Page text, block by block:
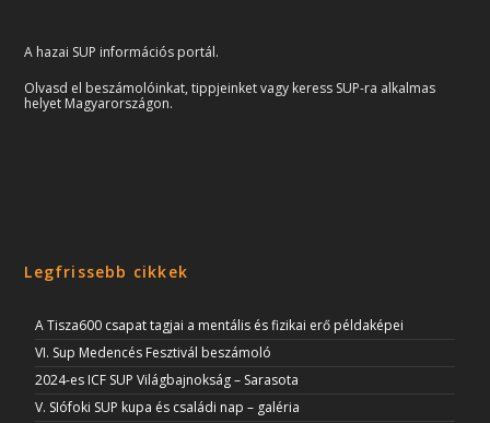
A hazai SUP információs portál.
Olvasd el beszámolóinkat, tippjeinket vagy keress SUP-ra alkalmas
helyet Magyarországon.
Legfrissebb cikkek
A Tisza600 csapat tagjai a mentális és fizikai erő példaképei
VI. Sup Medencés Fesztivál beszámoló
2024-es ICF SUP Világbajnokság – Sarasota
V. SIófoki SUP kupa és családi nap – galéria